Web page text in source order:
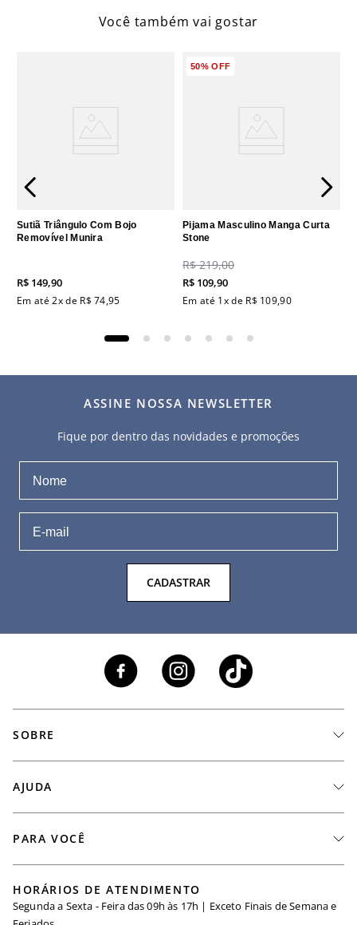
Você também vai gostar
Sutiã Triângulo Com Bojo
Removível Munira
R$ 149,90
Em até2x de R$ 74,95
50%OFF
Pijama Masculino Manga Curta
Stone
R$ 219,00
R$ 109,90
Em até 1x de R$ 109,90
ASSINE NOSSA NEWSLETTER
Fique por dentro das novidades e promoções
CADASTRAR
SOBRE
Seja um Revendedor
Igualdade Salarial
AJUDA
Minha Conta
PARA VOCÊ
Maternidade
HORÁRIOS DE ATENDIMENTO
Segunda a Sexta - Feira das 09h às 17h | Exceto Finais de Semana e